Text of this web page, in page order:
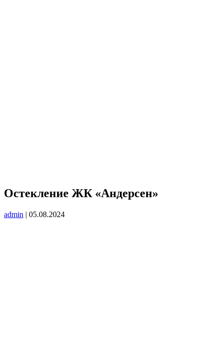
Остекление ЖК «Андерсен»
admin | 05.08.2024